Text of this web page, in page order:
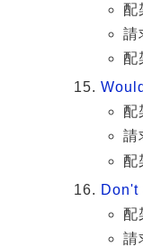
配
請
配
配
請
配
Don't
配
請